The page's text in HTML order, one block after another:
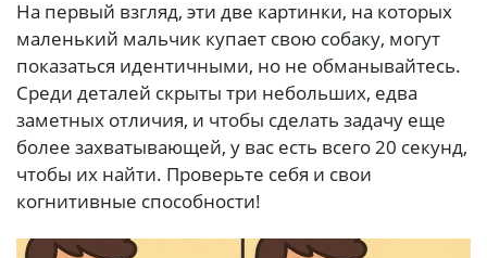
На первый взгляд, эти две картинки, на которых
маленький мальчик купает свою собаку, могут
показаться идентичными, но не обманывайтесь.
Среди деталей скрыты три небольших, едва
заметных отличия, и чтобы сделать задачу еще
более захватывающей, у вас есть всего 20 секунд,
чтобы их найти. Проверьте себя и свои
когнитивные способности!